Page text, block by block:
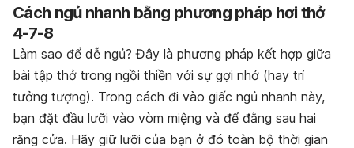
Cách ngủ nhanh bằng phương pháp hơi thở
4-7-8
Làm sao để dễ ngủ? Đây là phương pháp kết hợp giữa
bài tập thở trong ngồi thiền với sự gợi nhớ (hay trí
tưởng tượng). Trong cách đi vào giấc ngủ nhanh này,
bạn đặt đầu lưỡi vào vòm miệng và để đằng sau hai
răng cửa. Hãy giữ lưỡi của bạn ở đó toàn bộ thời gian